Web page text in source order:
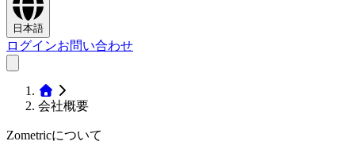
日本語
ログインお問い合わせ
会社概要
Zometricについて